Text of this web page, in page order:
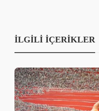
İLGILI İÇERIKLER